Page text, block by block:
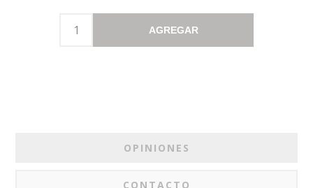
AGREGAR
OPINIONES
CONTACTO